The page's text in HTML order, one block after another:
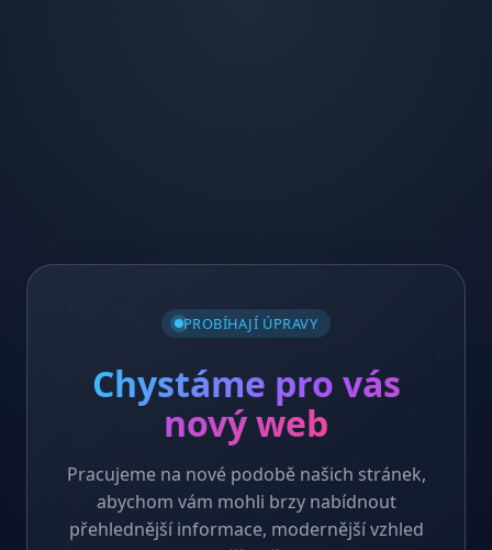
PROBÍHAJÍ ÚPRAVY
Chystáme pro vás
nový web
Pracujeme na nové podobě našich stránek,
abychom vám mohli brzy nabídnout
přehlednější informace, modernější vzhled